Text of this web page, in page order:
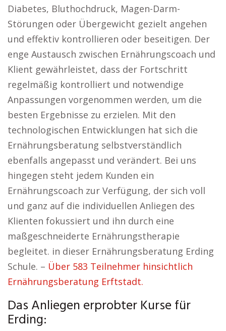
Diabetes, Bluthochdruck, Magen-Darm-
Störungen oder Übergewicht gezielt angehen
und effektiv kontrollieren oder beseitigen. Der
enge Austausch zwischen Ernährungscoach und
Klient gewährleistet, dass der Fortschritt
regelmäßig kontrolliert und notwendige
Anpassungen vorgenommen werden, um die
besten Ergebnisse zu erzielen. Mit den
technologischen Entwicklungen hat sich die
Ernährungsberatung selbstverständlich
ebenfalls angepasst und verändert. Bei uns
hingegen steht jedem Kunden ein
Ernährungscoach zur Verfügung, der sich voll
und ganz auf die individuellen Anliegen des
Klienten fokussiert und ihn durch eine
maßgeschneiderte Ernährungstherapie
begleitet. in dieser Ernährungsberatung Erding
Schule. – Über 583 Teilnehmer hinsichtlich
Ernährungsberatung Erftstadt.
Das Anliegen erprobter Kurse für
Erding: